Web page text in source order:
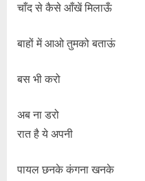
चाँद से कैसे आँखें मिलाऊँ
बाहों में आओ तुमको बताऊं
बस भी करो
अब ना डरो
रात है ये अपनी
पायल छनके कंगना खनके